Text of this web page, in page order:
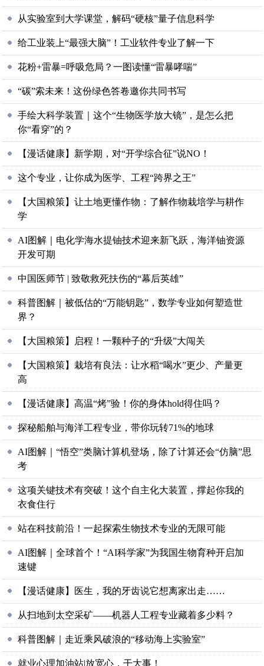
从实验室到大学课堂，解码“硬核”量子信息科学
给工业装上“最强大脑”！工业软件专业了解一下
花粉+雷暴=呼吸危局？一图读懂“雷暴哮喘”
“碳”索未来！这份绿色答卷邀你共同书写
手绘大科学装置｜这个“生物医学放大镜”，是怎么把
你“看穿”的？
【漫话健康】新学期，对“开学综合征”说NO！
这个专业，让你成为医学、工程“跨界之王”
【大国粮策】让土地更懂作物：了解作物栽培学与耕作
学
AI图解｜电化学海水提铀技术迎来新飞跃，海洋铀资源
开发可期
中国医师节 | 致敬救死扶伤的“幕后英雄”
科普图解｜被低估的“万能钥匙”，数学专业如何塑造世
界？
【大国粮策】启程！一颗种子的“升级”大闯关
【大国粮策】栽培有良法：让水稻“喝水”更少、产量更
高
【漫话健康】高温“烤”验！你的身体hold得住吗？
探秘船舶与海洋工程专业，带你玩转71%的地球
AI图解｜“悟空”类脑计算机登场，除了计算还会“仿脑”思
考
这项关键技术有突破！这个自主化大装置，撑起你我的
衣食住行
站在科技前沿！一起探索生物技术专业的无限可能
AI图解｜全球首个！“AI科学家”为我国生物育种开启加
速键
【漫话健康】医生，我的牙齿说它想离家出走……
从扫地到太空采矿——机器人工程专业藏着多少料？
科普图解｜走近乘风破浪的“移动海上实验室”
就业心理加油站|放宽心，干大事！